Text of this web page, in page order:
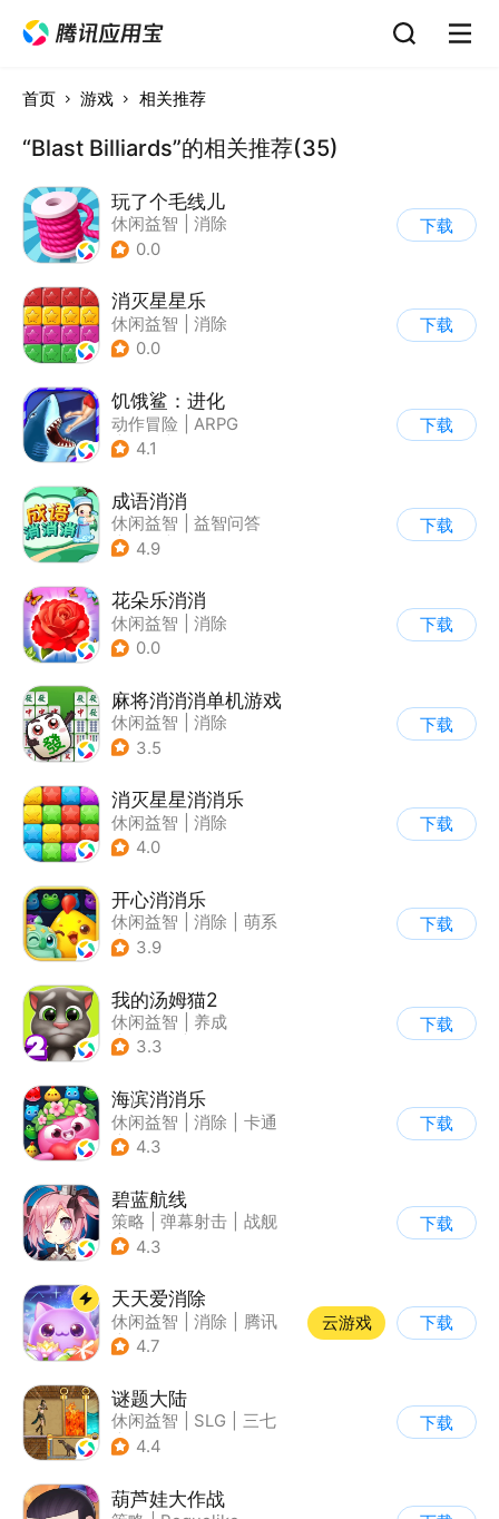
首页 游戏 相关推荐
“Blast Billiards”的相关推荐(35)
玩了个毛线儿
休闲益智
消除
0.0
下载
消灭星星乐
休闲益智
消除
0.0
下载
饥饿鲨：进化
动作冒险
ARPG
| 冒险
4.1
下载
成语消消
休闲益智
益智问答
| 成语
4.9
下载
花朵乐消消
休闲益智
消除
0.0
下载
麻将消消消单机游戏
休闲益智
消除
3.5
下载
消灭星星消消乐
休闲益智
消除
4.0
下载
开心消消乐
休闲益智 消除
萌系
| 乐元素
3.9
下载
我的汤姆猫2
休闲益智
养成
| 汤姆猫
3.3
下载
海滨消消乐
休闲益智 消除
卡通
| 乐元素
4.3
下载
碧蓝航线
策略 弹幕射击
战舰
| 美少女
4.3
下载
天天爱消除
休闲益智 消除
腾讯
| 单机
4.7
云游戏 下载
谜题大陆
休闲益智 SLG
三七
| 策略
4.4
下载
葫芦娃大作战